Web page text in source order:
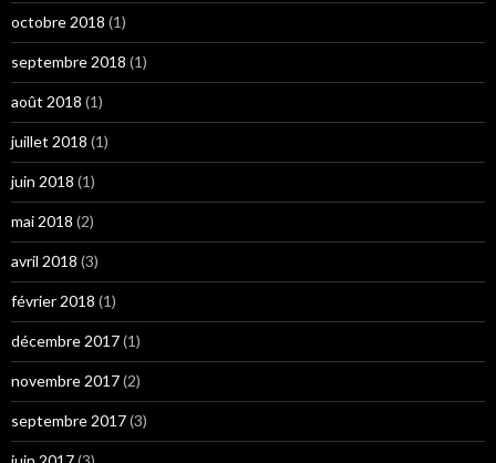
octobre 2018 (1)
septembre 2018 (1)
août 2018 (1)
juillet 2018 (1)
juin 2018 (1)
mai 2018 (2)
avril 2018 (3)
février 2018 (1)
décembre 2017(1)
novembre 2017(2)
septembre 2017(3)